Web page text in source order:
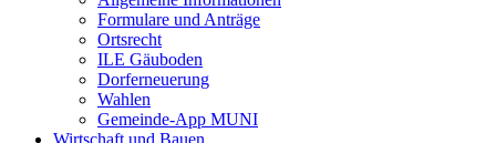
Formulare und Anträge
Ortsrecht
ILE Gäuboden
Dorferneuerung
Wahlen
Gemeinde-App MUNI
Wirtschaft und Bauen